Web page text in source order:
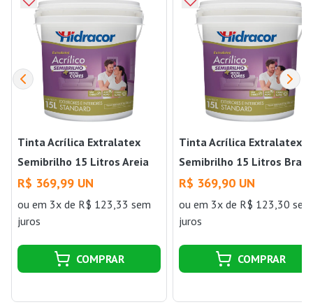
Tinta Acrílica Extralatex
Semibrilho 15 Litros Areia
Hidracor
R$ 369,99 UN
ou em 3x de R$ 123,33 sem
juros
COMPRAR
Tinta Acrílica Extralatex
Semibrilho 15 Litros
Gelo Hidracor
R$ 369,90 UN
ouem 3x de R$ 123,30 sem
juros
COMPRAR